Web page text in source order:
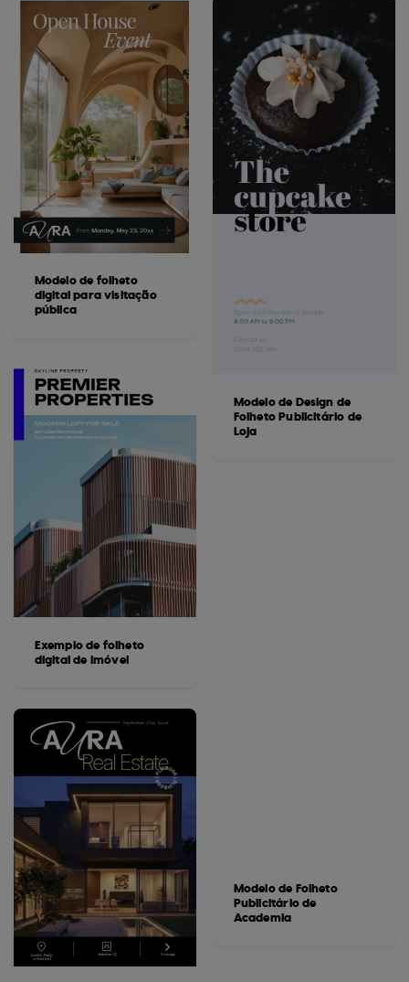
Modelo de folheto
digital para visitação
pública
Exemplo de folheto
digital de imóvel
Modelo de Design de
Folheto Publicitário de
Loja
Modelo de Folheto
Publicitário de
Academia